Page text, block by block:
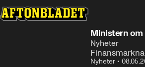
Ministern om
Nyheter
Nyheter •